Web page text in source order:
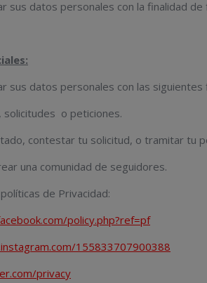
sus datos personales con la finalidad de
sus datos personales con las siguientes
solicitudes o peticiones.
contestar tu solicitud, o tramitar tu
una comunidad de seguidores.
de Privacidad:
policy.php?ref=pf
155833707900388
privacy